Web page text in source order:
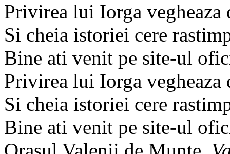
Privirea lui Iorga
Si cheia istoriei cere
Bine ati venit pe site-ul
Privirea lui Iorga
Si cheia istoriei cere
Bine ati venit pe site-ul